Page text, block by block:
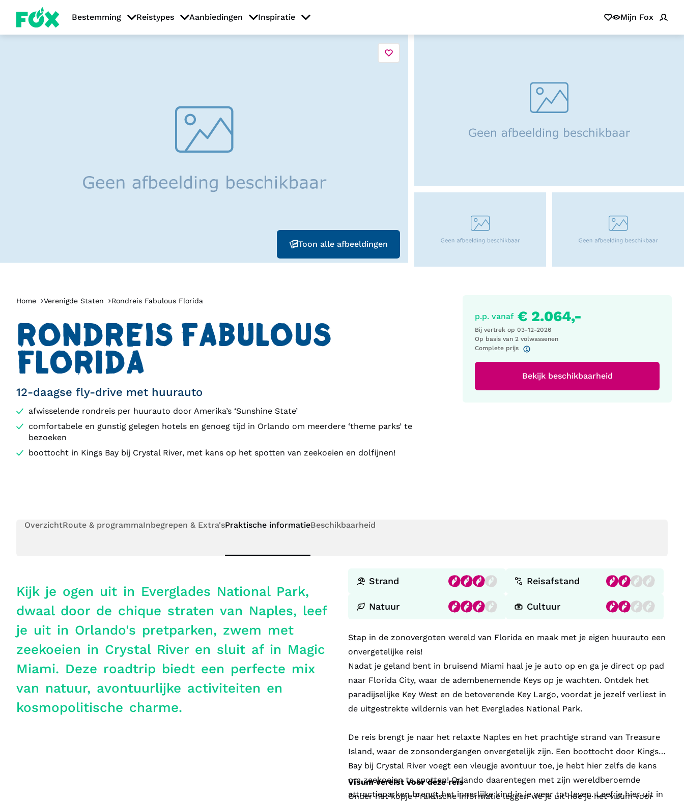
Bestemming Reistypes Aanbiedingen Inspiratie Mijn Fox
Toon alle afbeeldingen
Home Verenigde Staten Rondreis Fabulous Florida
RONDREIS FABULOUS
FLORIDA
12-daagse fly-drive met huurauto
afwisselende rondreis per huurauto door Amerika’s ‘Sunshine State’
comfortabele en gunstig gelegen hotels en genoeg tijd in Orlando om meerdere ‘theme parks’ te
bezoeken
boottocht in Kings Bay bij Crystal River, met kans op het spotten van zeekoeien en dolfijnen!
p.p. vanaf € 2.064,-
Bij vertrek op 03-12-2026
Op basis van 2 volwassenen
Complete prijs
Bekijk beschikbaarheid
OverzichtRoute & programmaInbegrepen & Extra'sPraktische informatieBeschikbaarheid
Kijk je ogen uit in Everglades National Park,
dwaal door de chique straten van Naples, leef
je uit in Orlando's pretparken, zwem met
zeekoeien in Crystal River en sluit af in Magic
Miami. Deze roadtrip biedt een perfecte mix
van natuur, avontuurlijke activiteiten en
kosmopolitische charme.
Strand Reisafstand
Natuur Cultuur
Stap in de zonovergoten wereld van Florida en maak met je eigen huurauto een
onvergetelijke reis!
Nadat je geland bent in bruisend Miami haal je je auto op en ga je direct op pad
naar Florida City, waar de adembenemende Keys op je wachten. Ontdek het
paradijselijke Key West en de betoverende Key Largo, voordat je jezelf verliest in
de uitgestrekte wildernis van het Everglades National Park.
De reis brengt je naar het relaxte Naples en het prachtige strand van Treasure
Island, waar de zonsondergangen onvergetelijk zijn. Een boottocht door Kings
Bay bij Crystal River voegt een vleugje avontuur toe, je hebt hier zelfs de kans
om zeekoeien te spotten! Orlando daarentegen met zijn wereldberoemde
attractieparken brengt het innerlijke kind in je weer tot leven. Leef je hier uit in
Visum vereist voor deze reis
Onder het kopje Praktische informatie leggen we je uit hoe je het visum voor